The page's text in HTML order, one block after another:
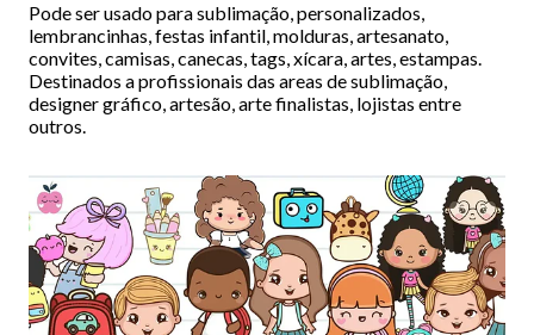
Pode ser usado para sublimação, personalizados,
lembrancinhas, festas infantil, molduras, artesanato,
convites, camisas, canecas, tags, xícara, artes, estampas.
Destinados a profissionais das areas de sublimação,
designer gráfico, artesão, arte finalistas, lojistas entre
outros.